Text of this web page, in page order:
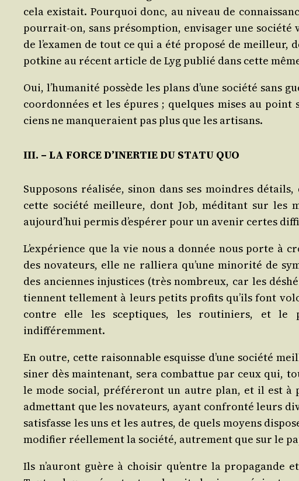
cela exis­tait. Pour­quoi donc, au niveau de
pour­rait-on, sans pré­somp­tion, envi­sa­ger une
de l’examen de tout ce qui a été pro­po­sé de meilleur,
pot­kine au récent article de Lyg publié dans cette
Oui, l’humanité pos­sède les plans d’une socié­té sans
coor­don­nées et les épures ; quelques mises au
ciens ne man­que­raient pas plus que les artisans.
III. – LA FORCE D’INERTIE DU STATU QUO
Sup­po­sons réa­li­sée, sinon dans ses moindres détails,
cette socié­té meilleure, dont Job, médi­tant sur les
aujourd’hui per­mis d’espérer pour un ave­nir certes
L’expérience que la vie nous a don­née nous porte
des nova­teurs, elle ne ral­lie­ra qu’une mino­ri­té de
des anciennes injus­tices (très nom­breux, car les
tiennent tel­le­ment à leurs petits pro­fits qu’ils font
contre elle les scep­tiques, les rou­ti­niers, et le
indifféremment.
En outre, cette rai­son­nable esquisse d’une socié­té
si­ner dès main­te­nant, sera com­bat­tue par ceux qui,
le mode social, pré­fé­re­ront un autre plan, et il est à
admet­tant que les nova­teurs, ayant confron­té leurs
satis­fasse les uns et les autres, de quels moyens
modi­fier réel­le­ment la socié­té, autre­ment que sur le
Ils n’auront guère à choi­sir qu’entre la